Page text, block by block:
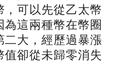
可以先從乙太幣
這兩種幣在幣圈
大，經歷過暴漲
卻從未歸零消失